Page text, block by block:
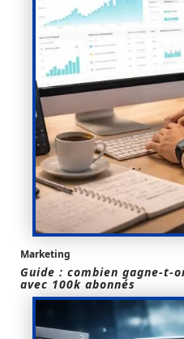
Marketing
Guide : combien gagne-t-
avec 100k abonnés